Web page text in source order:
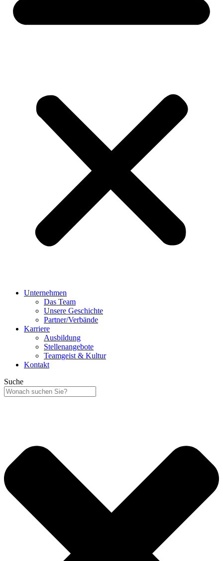
Unternehmen
Das Team
Unsere Geschichte
Partner/Verbände
Karriere
Ausbildung
Stellenangebote
Teamgeist & Kultur
Kontakt
Suche